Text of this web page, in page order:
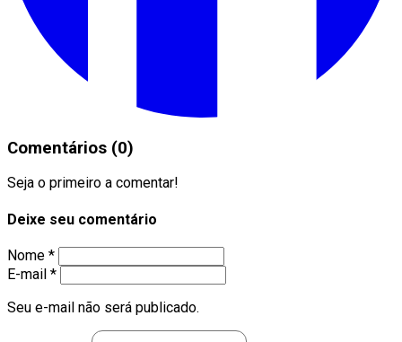
Comentários (0)
Seja o primeiro a comentar!
Deixe seu comentário
Nome *
E-mail *
Seu e-mail não será publicado.